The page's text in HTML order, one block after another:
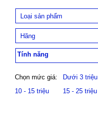
Tính năng
Chọn mức giá: Dưới 3 triệu
10 - 15 triệu
15 - 25 triệu